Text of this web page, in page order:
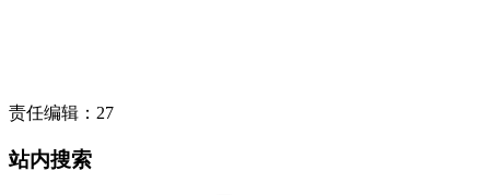
责任编辑：27
站内搜索